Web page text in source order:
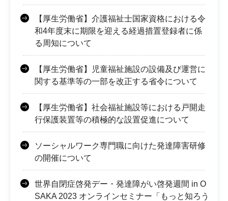
【厚生労働省】介護福祉士国家資格における令
和4年度末に期限を迎える経過措置登録者に係
る周知について
【厚生労働省】児童福祉施設の設備及び運営に
関する基準等の一部を改正する省令について
【厚生労働省】社会福祉施設等における戸開走
行保護装置等の積極的な設置促進について
ソーシャルワーク専門職に向けた発達障害研修
の開催について
世界自閉症啓発デー・発達障がい啓発週間 in O
SAKA 2023 オンラインセミナー「もっと知ろう